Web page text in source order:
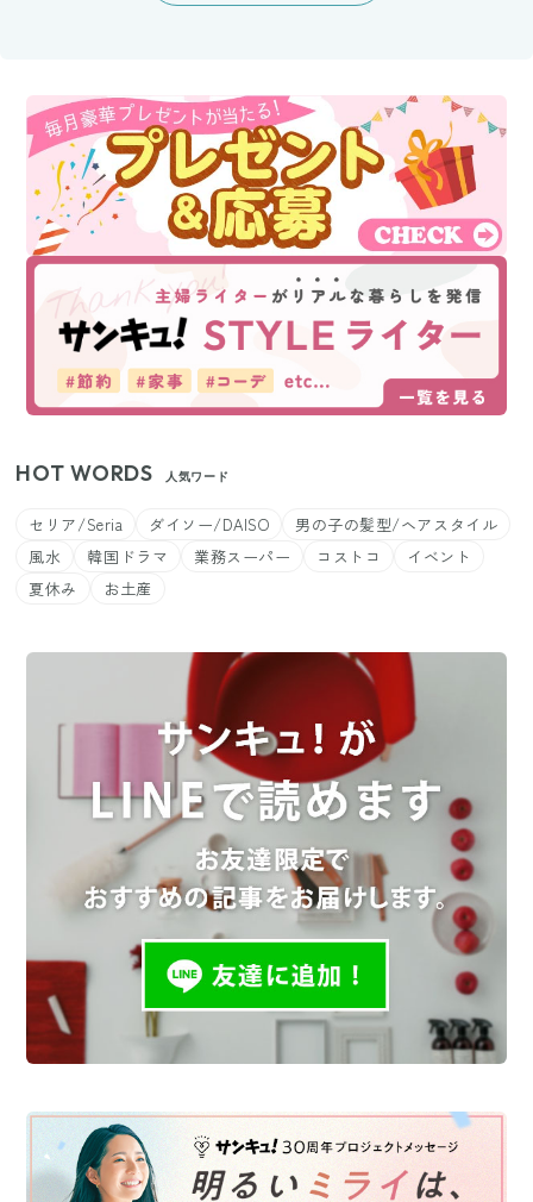
HOT WORDS 人気ワード
セリア/Seria ダイソー/DAISO
男の子の髪型/ヘアスタイル
風水
韓国ドラマ 業務スーパー コストコ
イベント
夏休み
お土産